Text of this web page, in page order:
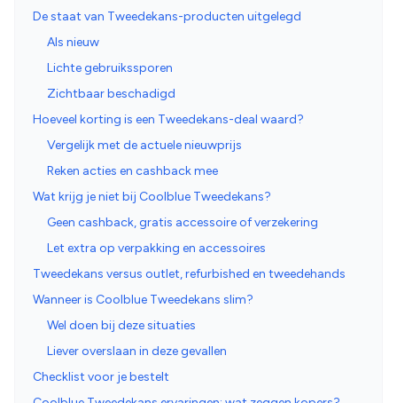
De staat van Tweedekans-producten uitgelegd
Als nieuw
Lichte gebruikssporen
Zichtbaar beschadigd
Hoeveel korting is een Tweedekans-deal waard?
Vergelijk met de actuele nieuwprijs
Reken acties en cashback mee
Wat krijg je niet bij Coolblue Tweedekans?
Geen cashback, gratis accessoire of verzekering
Let extra op verpakking en accessoires
Tweedekans versus outlet, refurbished en tweedehands
Wanneer is Coolblue Tweedekans slim?
Wel doen bij deze situaties
Liever overslaan in deze gevallen
Checklist voor je bestelt